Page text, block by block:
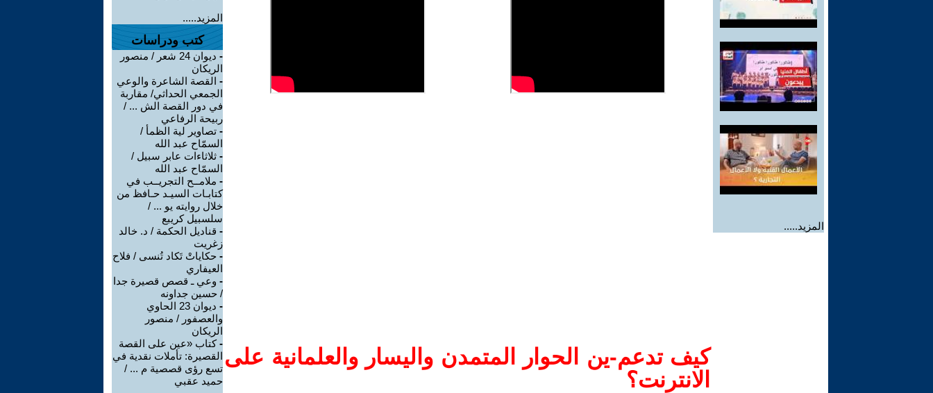
المزيد.....
كيف تدعم-ين الحوار المتمدن واليسار والعلمانية على
الانترنت؟
المزيد.....
كتب ودراسات
-
ديوان 24 شعر / منصور
الريكان
- القصة الشاعرة والوعي
الجمعي الحداثي/ مقاربة
في دور القصة الش ... /
ربيحة الرفاعي
- تصاوير لية الظمأ /
السمّاح عبد الله
- ثلاثاءات عابر سبيل /
السمّاح عبد الله
- ملامــح التجريــب في
كتابـات السيـد حـافظ من
خلال روايته يو ... /
سلسبيل كريبع
- قناديل الحكمة / د. خالد
زغريت
- حكاياتْ تَكاد تُنسى / فلاح
العيفاري
- وعي ـ قصص قصيرة جدا
/ حسين جداونه
-
ديوان 23 الحاوي
والعصفور / منصور
الريكان
-كتاب «عين على القصة
القصيرة: تأملات نقدية في
تسع رؤى قصصية م ... /
حميد عقبي